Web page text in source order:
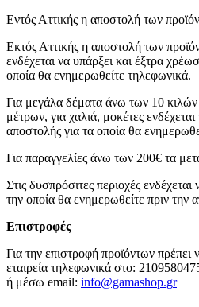
Εντός Αττικής η αποστολή των
Εκτός Αττικής η αποστολή των
ενδέχεται να υπάρξει και έξτρα
οποία θα ενημερωθείτε τηλεφωνικά.
Για μεγάλα δέματα άνω των 10
μέτρων, για χαλιά, μοκέτες
αποστολής για τα οποία θα
Για παραγγελίες άνω των 200€ τα
Στις δυσπρόσιτες περιοχές
την οποία θα ενημερωθείτε πριν την
Επιστροφές
Για την επιστροφή προϊόντων πρέπει
εταιρεία τηλεφωνικά στο:
ή μέσω email: info@gamashop.gr